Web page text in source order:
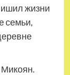
жизни
семьи,